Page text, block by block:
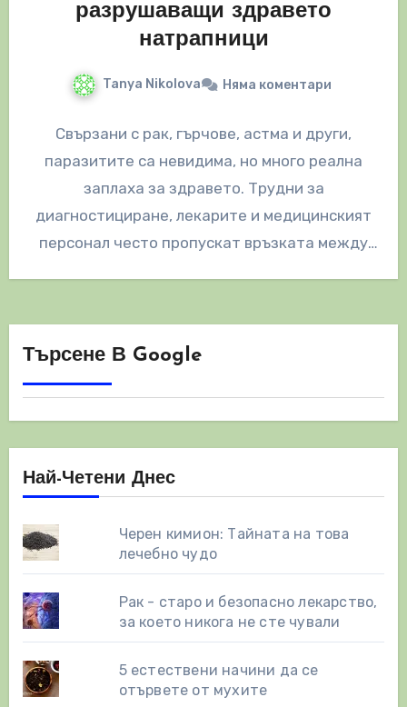
разрушаващи здравето
натрапници
Tanya Nikolova Няма коментари
Свързани с рак, гърчове, астма и други,
паразитите са невидима, но много реална
заплаха за здравето. Трудни за
диагностициране, лекарите и медицинският
персонал често пропускат връзката между
Търсене В Google
Най-Четени Днес
Черен кимион: Тайната на това
лечебно чудо
Рак - старо и безопасно лекарство,
за което никога не сте чували
5 естествени начини да се
отървете от мухите